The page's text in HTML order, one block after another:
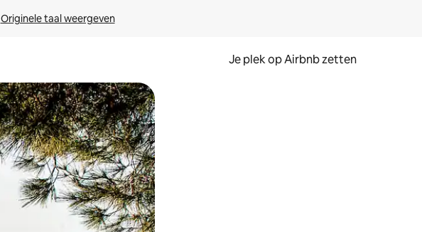
Originele taal weergeven
Je plek op Airbnb zetten